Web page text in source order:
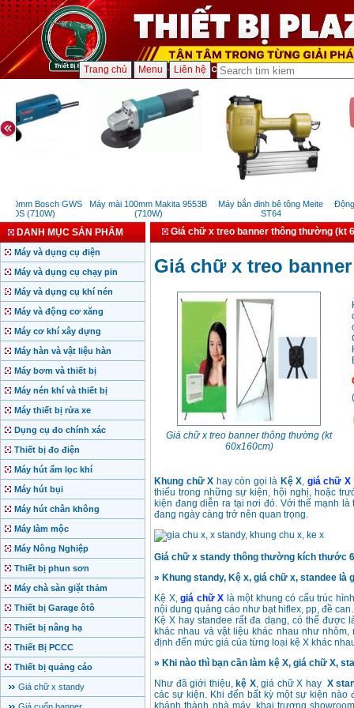
Trang chủ Menu Liên hệ
Bosch GWS
(710W)
Máy mài 100mm Makita 9553B
(710W)
Máy bắn đinh bê tông Meite
ST64
Động
DANH MỤC SẢN PHẨM
Máy và dụng cụ điện
Máy và dụng cụ chạy pin
Máy và dụng cụ khí nén
Máy và động cơ xăng
Máy cơ khí xây dựng
Máy hàn và vật liệu hàn
Máy bơm và thiết bị
Máy nén khí và thiết bị
Máy thiết bị rửa xe
Dụng cụ đo chính xác
Thiết bị đo điện
Máy hút ẩm lọc khí
Máy hút bụi
Máy hút chân không
Máy làm mộc
Máy Nông Nghiệp
Thiết bị phun sơn
Máy chà sàn giặt thảm
Thiết bị Garage ôtô
Thiết bị nâng hạ
Thiết Bị PCCC
Thiết bị quảng cáo
Giá chữ x standy
Giá chữ x treo banner thông thường (kt
Giá chữ x treo
Giá chữ x treo banner thông thường (kt
60x160cm)
(
Khung chữ X hay còn gọi là Kệ X, giá chữ X
thiếu trong những sự kiện, hội nghị, hoặc
kiện đang diễn ra tại nơi đó. Với thế mạnh
đang ngày càng trở nên quan trọng.
Giá chữ x standy thông thường kích thước
» Khung standy, Kệ x, giá chữ x, standee là
Kệ X,giá chữ X là một khung có cấu trúc
nội dung quảng cáo như bạt hiflex, pp, đề
Kệ X hay standee rất đa dạng, có thể được
khác nhau và vật liệu khác nhau như
định đến mức giá của từng loại kệ X khác
» Khi nào thì bạn cần làm kệ X, giá chữ X,
Như đã giới thiệu, kệ X, giá chữ X hay X
các sự kiện. Khi đến bất kỳ một sự kiện nào